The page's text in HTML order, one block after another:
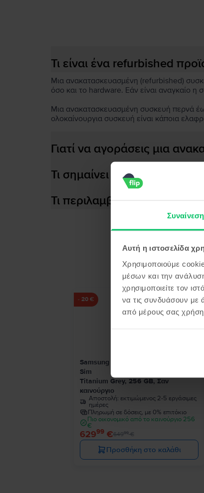
Συναίνεση
Αυτή η ιστοσελίδα
Χρησιμοποιούμε
μέσων και την
χρησιμοποιείτε τον
να τις συνδυάσουν με
από μέρους σας
Τι είναι ένα refurbished
Μια ανακατασκευασμένη (refurbished)
όσο και το hardware. Εάν είναι αναγκαίο η
Μια ανακατασκευασμένη συσκευή περνά
ολοκαίνουργια συσκευή είναι κάποια
Γιατί να αγοράσεις μια
Τι σημαίνει αποδοτική
Τι περιλαμβάνεται στο
- 20 €
Samsung Galaxy S24 Ultra 5G Dual
Sim
Titanium Grey, 256 GB, Σαν
καινούργιο
Αποστολή: εκτιμώμενος 2-5 εργάσιμες
ημέρες
Πληρωμή σε δόσεις, με 0% επιτόκιο
Πιο οικονομικό από το καινούργιο 256
€
62999€64999€
Προσθήκη στο καλάθι